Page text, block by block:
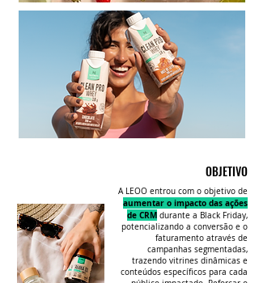
OBJETIVO
A LEOO entrou com o objetivo de
aumentar o impacto das ações
de CRM durante a Black Friday,
potencializando a conversão e o
faturamento através de
campanhas segmentadas,
trazendo vitrines dinâmicas e
conteúdos específicos para cada